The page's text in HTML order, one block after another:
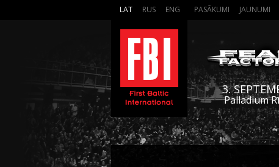
LAT RUS ENG PASĀKUMI JAUNUMI
3.
Palladium